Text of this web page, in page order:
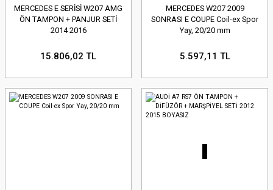
MERCEDES E SERİSİ W207 AMG
ÖN TAMPON + PANJUR SETİ
2014 2016
15.806,02 TL
MERCEDES W207 2009
SONRASI E COUPE Coil-ex Spor
Yay, 20/20 mm
5.597,11 TL